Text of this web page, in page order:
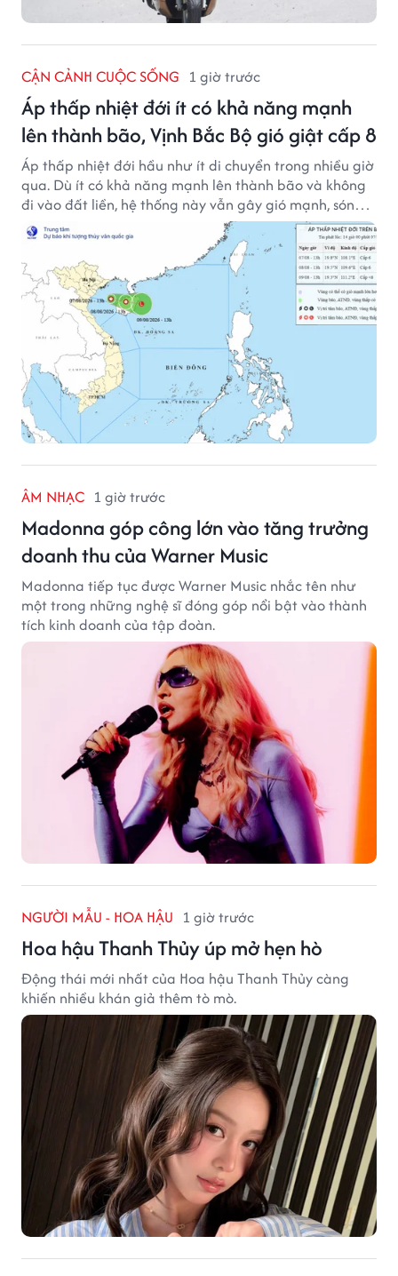
CẬN CẢNH CUỘC SỐNG 1 giờ trước
Áp thấp nhiệt đới ít có khả năng mạnh
lên thành bão, Vịnh Bắc Bộ gió giật cấp 8
Áp thấp nhiệt đới hầu như ít di chuyển trong nhiều giờ
qua. Dù ít có khả năng mạnh lên thành bão và không
đi vào đất liền, hệ thống này vẫn gây gió mạnh, sóng
lớn trên nhiều vùng biển.
ÂM NHẠC 1 giờ trước
Madonna góp công lớn vào tăng trưởng
doanh thu của Warner Music
Madonna tiếp tục được Warner Music nhắc tên như
một trong những nghệ sĩ đóng góp nổi bật vào thành
tích kinh doanh của tập đoàn.
NGƯỜI MẪU - HOA HẬU 1 giờ trước
Hoa hậu Thanh Thủy úp mở hẹn hò
Động thái mới nhất của Hoa hậu Thanh Thủy càng
khiến nhiều khán giả thêm tò mò.